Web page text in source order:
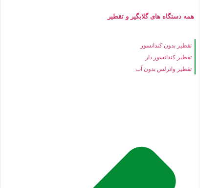
همه دستگاه های گلابگیر و تقطیر
تقطیر بدون کندانسور
تقطیر کندانسور دار
تقطیر واترلس بدون آب